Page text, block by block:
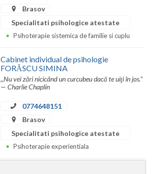
Brasov
Specialitati psihologice atestate
Psihoterapie sistemica de familie si cuplu
Cabinet individual de psihologie
FORĂSCU SIMINA
,,Nu vei zări nicicând un curcubeu dacă te uiţi în jos.”
— Charlie Chaplin
0774648151
Brasov
Specialitati psihologice atestate
Psihoterapie experientiala